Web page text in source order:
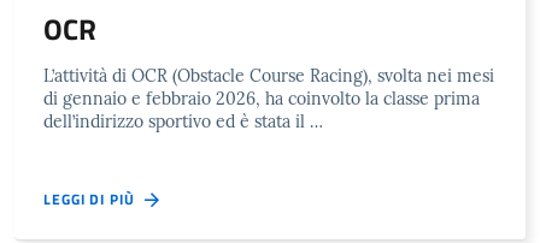
OCR
L’attività di OCR (Obstacle Course Racing), svolta nei mesi
di gennaio e febbraio 2026, ha coinvolto la classe prima
dell’indirizzo sportivo ed è stata il …
LEGGI DI PIÙ